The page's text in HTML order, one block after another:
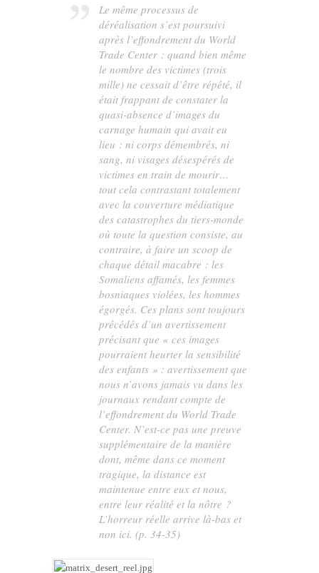
Le même processus de
déréalisation s’est poursuivi
après l’effondrement du World
Trade Center : quand bien même
le nombre des victimes (trois
mille) ne cessait d’être répété, il
était frappant de constater la
quasi-absence d’images du
carnage humain qui avait eu
lieu : ni corps démembrés, ni
sang, ni visages désespérés de
victimes en train de mourir…
tout cela contrastant totalement
avec la couverture médiatique
des catastrophes du tiers-monde
où toute la question consiste, au
contraire, à faire un scoop de
chaque détail macabre : les
Somaliens affamés, les femmes
bosniaques violées, les hommes
égorgés. Ces plans sont toujours
précédés d’un avertissement
précisant que « ces images
pourraient heurter la sensibilité
des enfants » : avertissement que
nous n’avons jamais vu dans les
journaux rendant compte de
l’effondrement du World Trade
Center. N’est-ce pas une preuve
supplémentaire de la manière
dont, même dans ce moment
tragique, la distance est
maintenue entreeux etnous,
entre leur réalité et la nôtre ?
L’horreur réelle arrive là-bas et
non ici. (p. 34-35)